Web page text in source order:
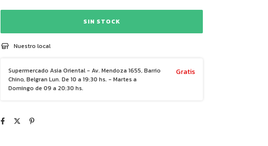
Nuestro local
Supermercado Asia Oriental - Av. Mendoza 1655, Barrio
Chino, Belgran Lun. De 10 a 19:30 hs. - Martes a
Domingo de 09 a 20:30 hs.
Gratis